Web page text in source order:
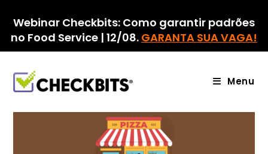
para
conteúdo
Webinar Checkbits: Como garantir padrões
no Food Service | 12/08. GARANTA SUA VAGA!
Menu